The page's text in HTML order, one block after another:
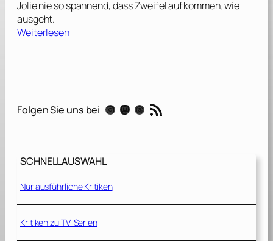
Jolie nie so spannend, dass Zweifel aufkommen, wie
ausgeht.
Weiterlesen:
a
e
e
a
d
Folgen Sie uns bei Instagram Mastodon Threads RSS-Feed
SCHNELLAUSWAHL
Nur ausführliche Kritiken
Kritiken zu TV-Serien